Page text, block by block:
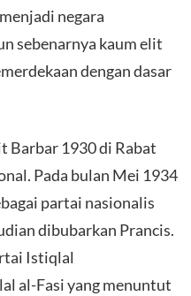
negara
sebenarnya kaum elit
dengan dasar
Barbar 1930 di Rabat
Pada bulan Mei 1934
partai nasionalis
dibubarkan Prancis.
Istiqlal
al-Fasi yang menuntut